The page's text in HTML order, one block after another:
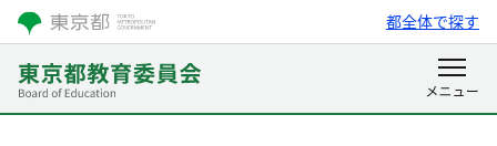
都全体で探す